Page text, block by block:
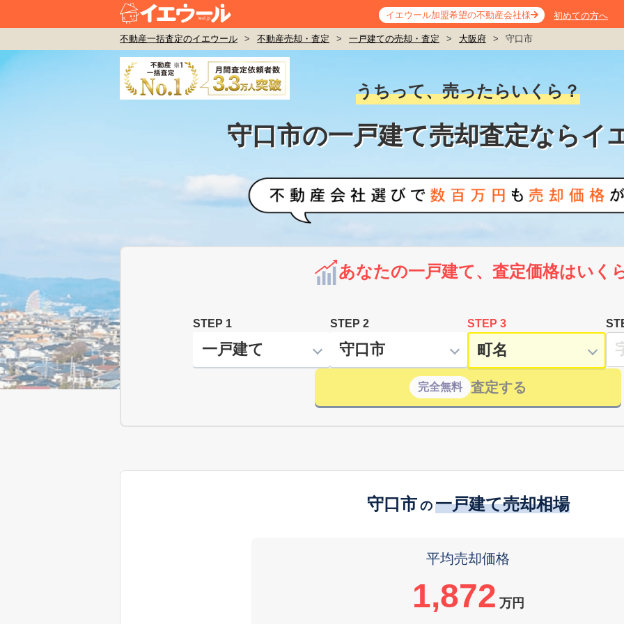
イエウール加盟希望の不動産会社様 初めての方へ
不動産一括査定のイエウール > 不動産売却・査定 > 一戸建ての売却・査定 > 大阪府 > 守口市
うちって、売ったらいくら？
守口市の一戸建て売却査定ならイ
あなたの一戸建て、査定価格はいく
STEP 1 STEP 2 STEP 3
完全無料 査定する
守口市 の 一戸建て売却相場
平均売却価格
1,872 万円